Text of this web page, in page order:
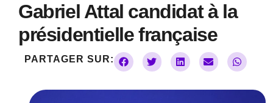
Gabriel Attal candidat à la
présidentielle française
PARTAGER SUR: